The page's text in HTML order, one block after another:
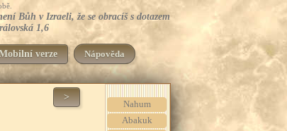
Bůh v Izraeli, že se obracíš s dotazem
1,6
verze Nápověda
>
Nahum
Abakuk